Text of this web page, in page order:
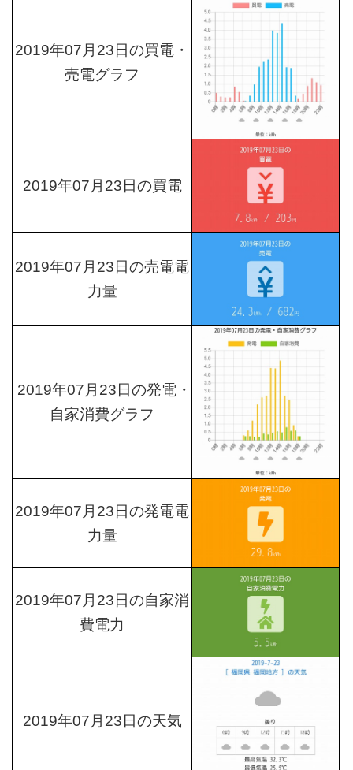
2019年07月23日の買電・
売電グラフ
2019年07月23日の買電
2019年07月23日の売電電
力量
2019年07月23日の発電・
自家消費グラフ
2019年07月23日の発電電
力量
2019年07月23日の自家消
費電力
2019年07月23日の天気